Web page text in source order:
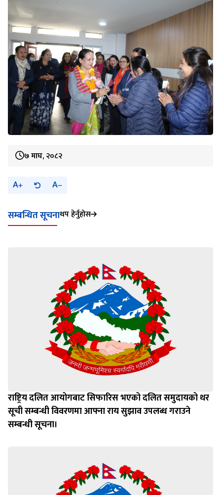
७ माघ, २०८२
A A
सम्बन्धित सूचनाथप हेर्नुहोस
राष्ट्रिय दलित आयोगबाट सिफारिस भएको दलित समुदायको थर
सूची सम्बन्धी विवरणमा आफ्ना राय सुझाव उपलब्ध गराउने
सम्बन्धी सूचना।